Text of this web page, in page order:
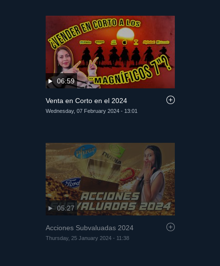
06:59
Venta en Corto en el 2024
Wednesday, 07 February 2024 - 13:01
05:27
Acciones Subvaluadas 2024
Thursday, 25 January 2024 - 11:38